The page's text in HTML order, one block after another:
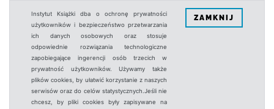
Instytut Książki dba o ochronę prywatności
użytkowników i bezpieczeństwo przetwarzania
ich danych osobowych oraz stosuje
odpowiednie rozwiązania technologiczne
zapobiegające ingerencji osób trzecich w
prywatność użytkowników. Używamy także
plików cookies, by ułatwić korzystanie z naszych
serwisów oraz do celów statystycznych.Jeśli nie
chcesz, by pliki cookies były zapisywane na
ZAMKNIJ